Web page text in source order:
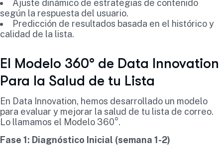
Ajuste dinámico de estrategias de contenido
según la respuesta del usuario.
Predicción de resultados basada en el histórico y
calidad de la lista.
El Modelo 360° de Data Innovation
Para la Salud de tu Lista
En Data Innovation, hemos desarrollado un modelo
para evaluar y mejorar la salud de tu lista de correo.
Lo llamamos el Modelo 360°.
Fase 1: Diagnóstico Inicial (semana 1-2)